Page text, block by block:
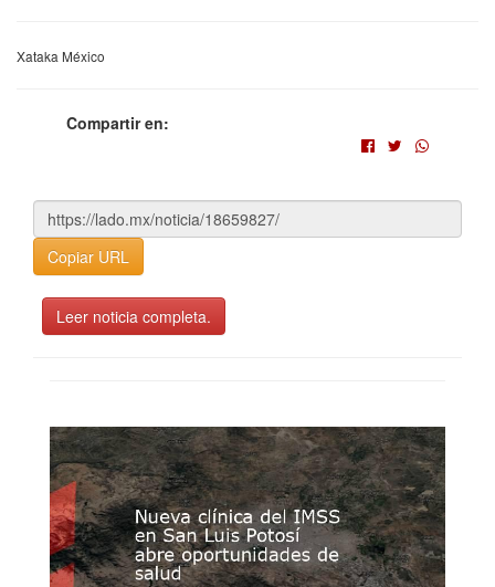
Xataka México
Compartir en:
Copiar URL
Leer noticia completa.